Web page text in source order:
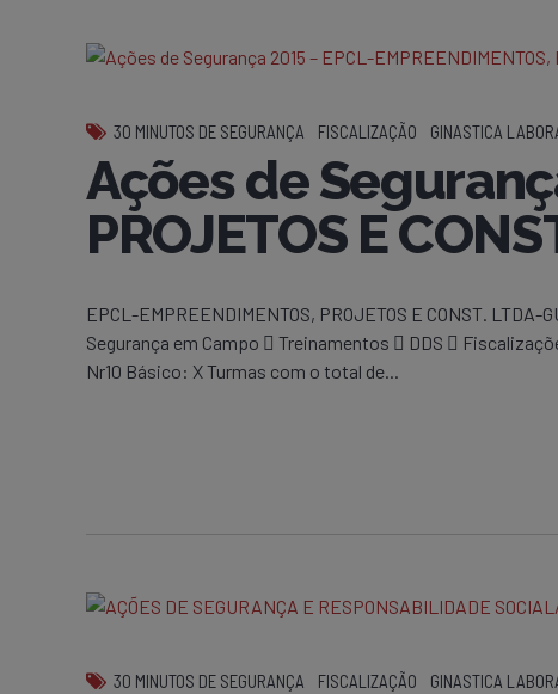
30 MINUTOS DE SEGURANÇA FISCALIZAÇÃO GINASTICA
Ações de
PROJETOS E
EPCL-EMPREENDIMENTOS, PROJETOS E CONST.
Segurança em Campo  Treinamentos  DDS 
Nr10 Básico: X Turmas com o total de...
30 MINUTOS DE SEGURANÇA FISCALIZAÇÃO GINASTICA